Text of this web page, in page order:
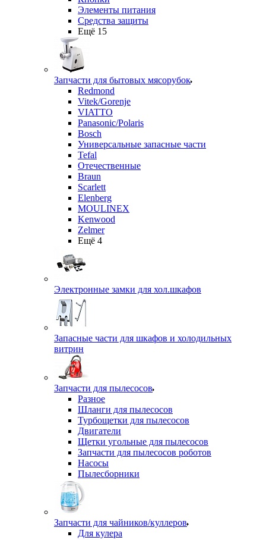
Элементы питания
Средства защиты
Ещё 15
Запчасти для бытовых мясорубок
Redmond
Vitek/Gorenje
VIATTO
Panasonic/Polaris
Bosch
Универсальные запасные части
Tefal
Отечественные
Braun
Scarlett
Elenberg
MOULINEX
Kenwood
Zelmer
Ещё 4
Электронные замки для хол.шкафов
Запасные части для шкафов и холодильных
витрин
Запчасти для пылесосов
Разное
Шланги для пылесосов
Турбощетки для пылесосов
Двигатели
Щетки угольные для пылесосов
Запчасти для пылесосов роботов
Насосы
Пылесборники
Запчасти для чайников/куллеров
Для кулера